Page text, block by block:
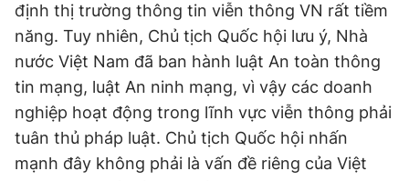
định thị trường thông tin viễn thông VN rất tiềm
năng. Tuy nhiên, Chủ tịch Quốc hội lưu ý, Nhà
nước Việt Nam đã ban hành luật An toàn thông
tin mạng, luật An ninh mạng, vì vậy các doanh
nghiệp hoạt động trong lĩnh vực viễn thông phải
tuân thủ pháp luật. Chủ tịch Quốc hội nhấn
mạnh đây không phải là vấn đề riêng của Việt